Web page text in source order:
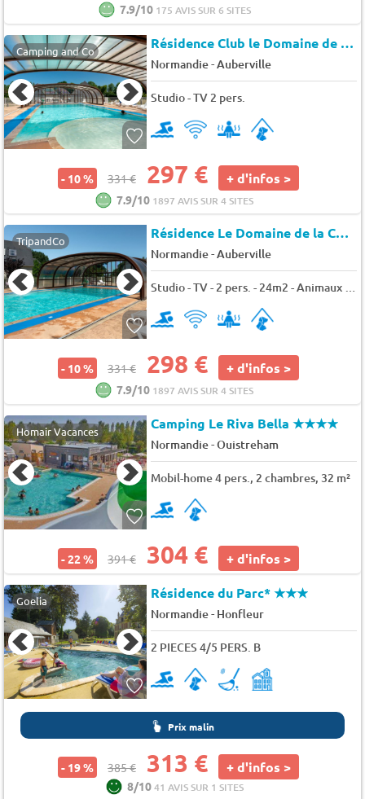
7.9/10 175 AVIS SUR 6 SITES
Camping and Co Résidence Club le Domaine de la Corniche
Normandie-Auberville
Studio - TV 2 pers.
- 10 % 331 € 297 € + d'infos >
7.9/10 1897 AVIS SUR 4 SITES
TripandCo Résidence Le Domaine de la Corniche*
Normandie-Auberville
Studio - TV - 2 pers. - 24m2 - Animaux admis
- 10 % 331 € 298 € + d'infos >
7.9/10 1897 AVIS SUR 4 SITES
Homair Vacances Camping Le Riva Bella★★★★
Normandie-Ouistreham
Mobil-home 4 pers., 2 chambres, 32 m²
- 22 % 391 € 304 € + d'infos >
Goelia Résidence du Parc*★★★
Normandie- Honfleur
2 PIECES 4/5 PERS. B
Prix malin
- 19 % 385 € 313 € + d'infos >
8/1041 AVIS SUR 1 SITES